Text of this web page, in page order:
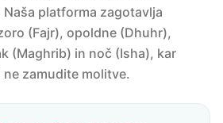
Naša platforma zagotavlja
(Fajr), opoldne (Dhuhr),
(Maghrib) in noč (Isha), kar
zamudite molitve.